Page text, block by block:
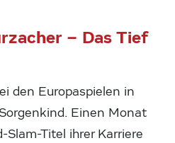
– Das Tief
den Europaspielen in
Einen Monat
Slam-Titel ihrer Karriere